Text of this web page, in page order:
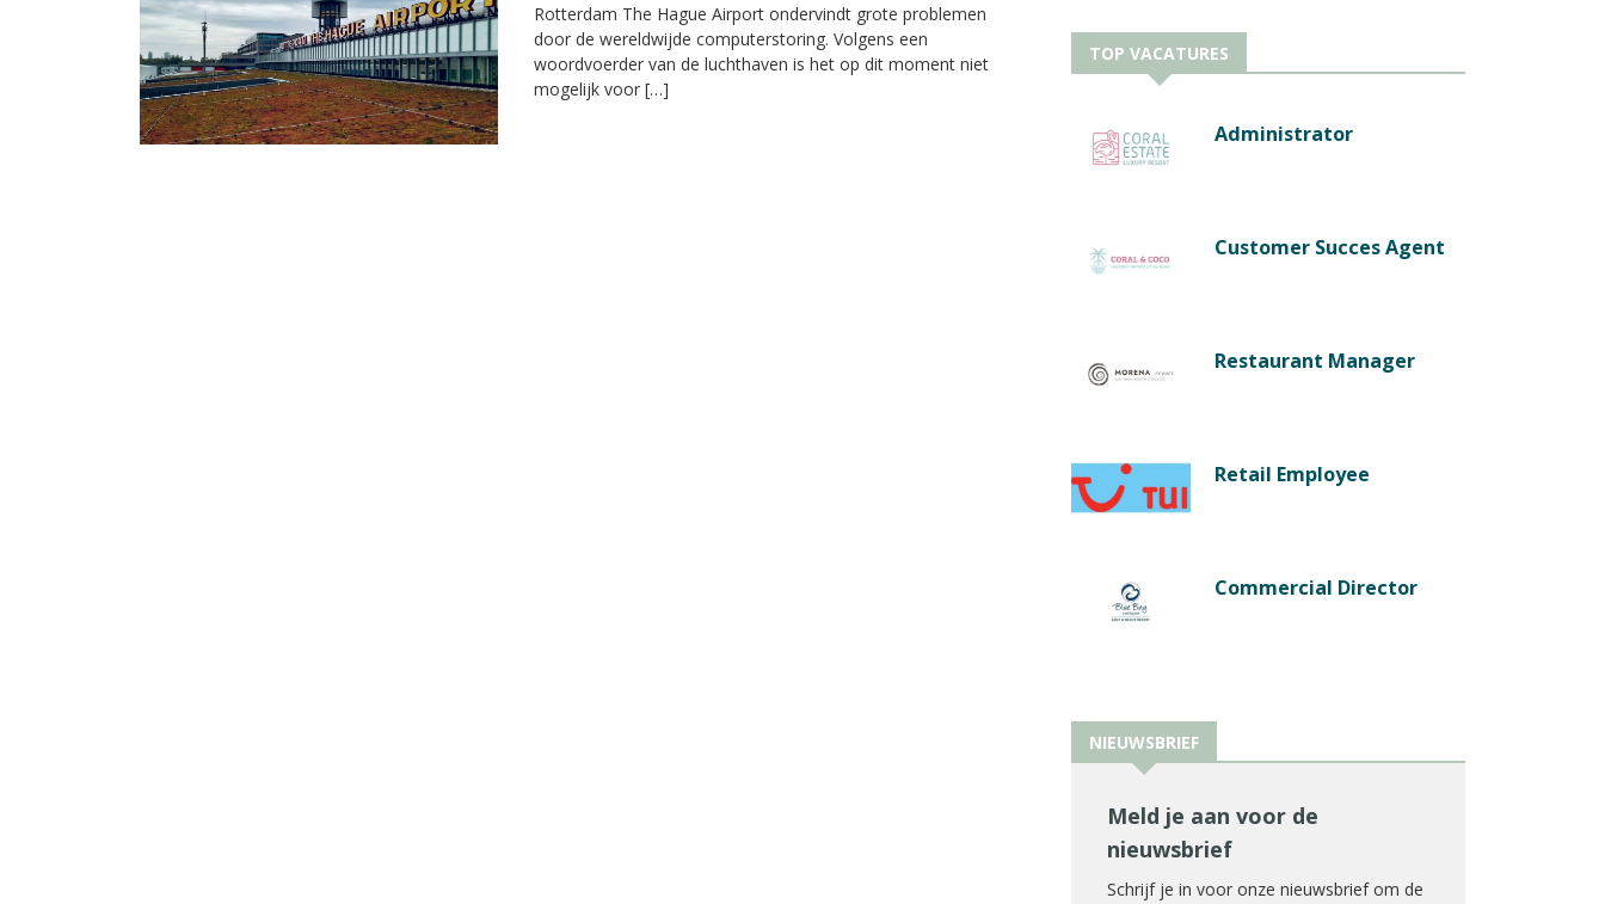
Rotterdam The Hague Airport ondervindt grote problemen
door de wereldwijde computerstoring. Volgens een
woordvoerder van de luchthaven is het op dit moment niet
mogelijk voor […]
TOP VACATURES
Administrator
Customer Succes Agent
Restaurant Manager
Retail Employee
Commercial Director
NIEUWSBRIEF
Meld je aan voor de
nieuwsbrief
Schrijf je in voor onze nieuwsbrief om de